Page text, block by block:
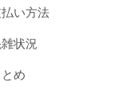
い方法
状況
とめ